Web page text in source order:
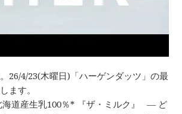
26/4/23(木曜日)「ハーゲンダッツ」の最
ます。
海道産生乳100％* 『ザ・ミルク』 ― ど